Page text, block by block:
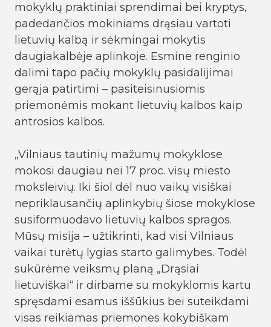
mokyklų praktiniai sprendimai bei kryptys,
padedančios mokiniams drąsiau vartoti
lietuvių kalbą ir sėkmingai mokytis
daugiakalbėje aplinkoje. Esmine renginio
dalimi tapo pačių mokyklų pasidalijimai
gerąja patirtimi – pasiteisinusiomis
priemonėmis mokant lietuvių kalbos kaip
antrosios kalbos.
„Vilniaus tautinių mažumų mokyklose
mokosi daugiau nei 17 proc. visų miesto
moksleivių. Iki šiol dėl nuo vaikų visiškai
nepriklausančių aplinkybių šiose mokyklose
susiformuodavo lietuvių kalbos spragos.
Mūsų misija – užtikrinti, kad visi Vilniaus
vaikai turėtų lygias starto galimybes. Todėl
sukūrėme veiksmų planą „Drąsiai
lietuviškai“ ir dirbame su mokyklomis kartu
spręsdami esamus iššūkius bei suteikdami
visas reikiamas priemones kokybiškam